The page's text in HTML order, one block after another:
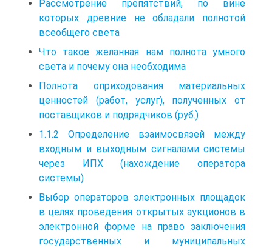
Рассмотрение препятствий, по вине
которых древние не обладали полнотой
всеобщего света
Что такое желанная нам полнота умного
света и почему она необходима
Полнота оприходования материальных
ценностей (работ, услуг), полученных от
поставщиков и подрядчиков (руб.)
1.1.2 Определение взаимосвязей между
входным и выходным сигналами системы
через ИПХ (нахождение оператора
системы)
Выбор операторов электронных площадок
в целях проведения открытых аукционов в
электронной форме на право заключения
государственных и муниципальных